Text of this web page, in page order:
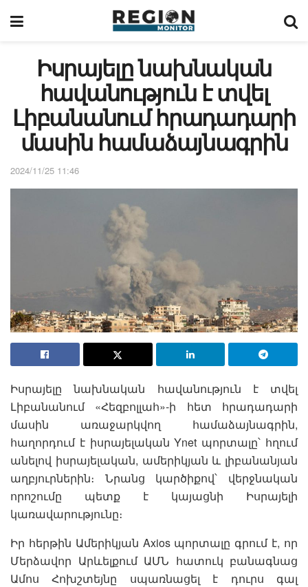
Իսրայելը նախնական
հավանություն է տվել
Լիբանանում հրադադարի
մասին համաձայնագրին
2024/11/25 11:46
Իսրայելը նախնական հավանություն է տվել
Լիբանանում «Հեզբոլլահ»-ի հետ հրադադարի
մասին առաջարկվող համաձայնագրին,
հաղորդում է իսրայելական Ynet պորտալը՝ հղում
անելով իսրայելական, ամերիկյան և լիբանանյան
աղբյուրներին։ Նրանց կարծիքով՝ վերջնական
որոշումը պետք է կայացնի Իսրայելի
կառավարությունը։
Իր հերթին Ամերիկյան Axios պորտալը գրում է, որ
Մերձավոր Արևելքում ԱՄՆ հատուկ բանագնաց
Ամոս Հոխշտեյնը սպառնացել է դուրս գալ